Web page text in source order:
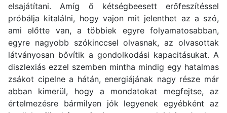
elsajátítani. Amíg ő kétségbeesett erőfeszítéssel
próbálja kitalálni, hogy vajon mit jelenthet az a szó,
ami előtte van, a többiek egyre folyamatosabban,
egyre nagyobb szókinccsel olvasnak, az olvasottak
látványosan bővítik a gondolkodási kapacitásukat. A
diszlexiás ezzel szemben mintha mindig egy hatalmas
zsákot cipelne a hátán, energiájának nagy része már
abban kimerül, hogy a mondatokat megfejtse, az
értelmezésre bármilyen jók legyenek egyébként az